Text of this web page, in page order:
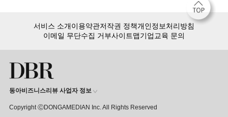
서비스 소개이용약관저작권 정책개인정보처리방침
이메일 무단수집 거부사이트맵기업교육 문의
동아비즈니스리뷰 사업자 정보
Copyright ⒸDONGAMEDIAN Inc. All Rights Reserved